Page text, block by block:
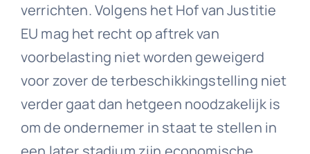
verrichten. Volgens het Hof van Justitie
EU mag het recht op aftrek van
voorbelasting niet worden geweigerd
voor zover de terbeschikkingstelling niet
verder gaat dan hetgeen noodzakelijk is
om de ondernemer in staat te stellen in